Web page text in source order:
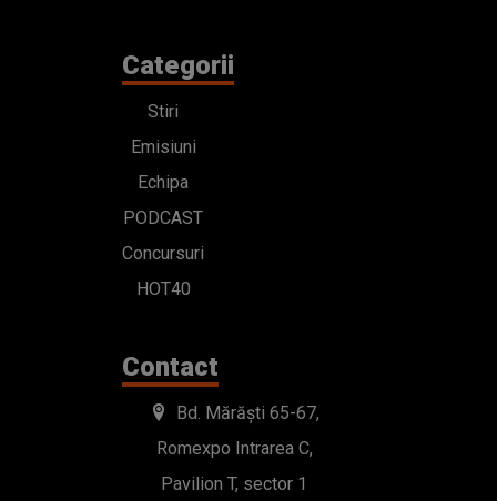
Categorii
Stiri
Emisiuni
Echipa
PODCAST
Concursuri
HOT40
Contact
Bd. Mărăști 65-67,
Romexpo Intrarea C,
Pavilion T, sector 1